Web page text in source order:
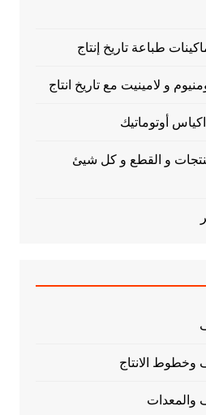
طباعة تاريخ إنتاج
و لامينيت مع تاريخ انتاج
أوتوماتيك
و القطع و كل شيئ
وخطوط الانتاج
والمعدات